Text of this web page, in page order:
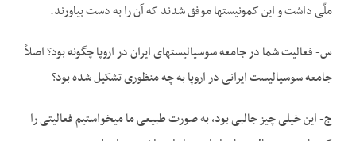
ملّی داشت و این کمونیست­ها موفق شدند که آن را به دست بیاورند.
س- فعالیت شما در جامعه سوسیالیست­های ایران در اروپا چگونه بود؟ اصلاً
جامعه سوسیالیست ایرانی در اروپا به چه منظوری تشکیل شده بود؟
ج- این خیلی چیز جالبی بود، به صورت طبیعی ما می­خواستیم فعالیتی را